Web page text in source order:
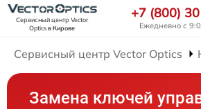
Сервисный центр Vector
Opticsв Кирове
+7 (800)
Ежедневно с
Сервисный центр Vector Optics
Замена ключей